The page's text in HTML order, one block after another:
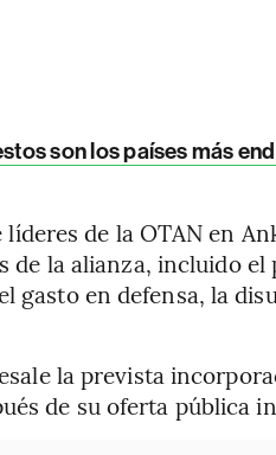
son los países más
de la OTAN en
la alianza, incluido el
en defensa, la
la prevista
de su oferta pública